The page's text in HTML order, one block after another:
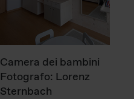
Camera dei bambini
Fotografo: Lorenz
Sternbach